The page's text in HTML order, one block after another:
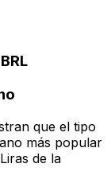
que el tipo
más popular
de la